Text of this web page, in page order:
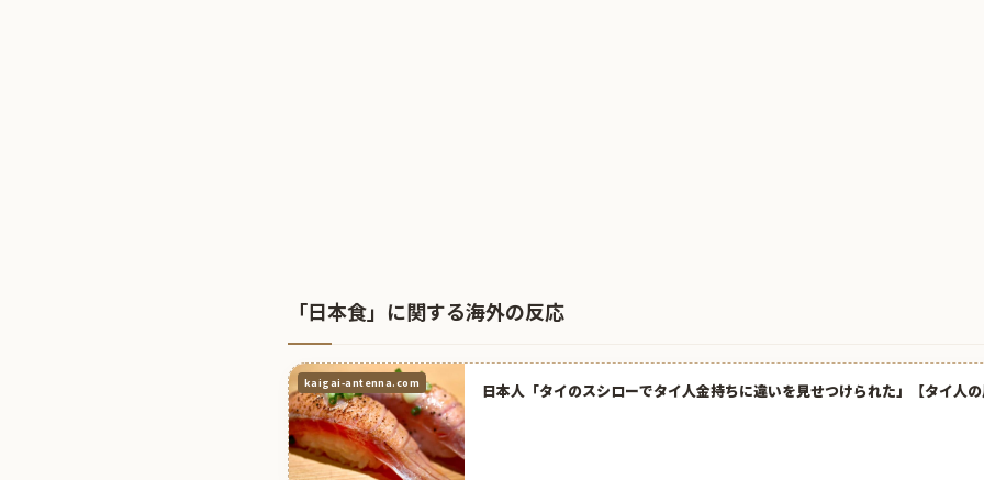
「日本食」に関する海外の反応
kaigai-antenna.com 日本人「タイのスシローでタイ人金持ちに違いを見せつけられた」【タイ人